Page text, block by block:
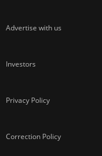
Advertise with us
Investors
Privacy Policy
Correction Policy